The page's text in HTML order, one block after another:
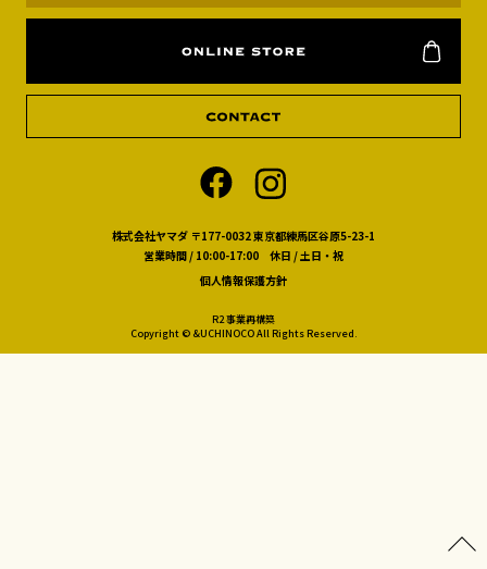
株式会社ヤマダ 〒177-0032 東京都練馬区谷原5-23-1
営業時間 / 10:00-17:00 休日 / 土日・祝
個人情報保護方針
R2 事業再構築
Copyright © &UCHINOCO All Rights Reserved.